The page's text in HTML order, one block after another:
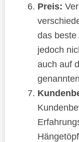
Preis:
das beste
jedoch
auch auf